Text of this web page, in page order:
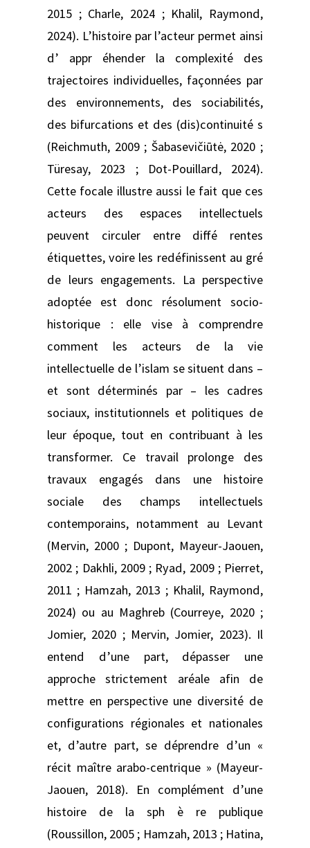
2015 ; Charle, 2024 ; Khalil, Raymond,
2024). L’histoire par l’acteur permet ainsi
d’ appr éhender la complexité des
trajectoires individuelles, façonnées par
des environnements, des sociabilités,
des bifurcations et des (dis)continuité s
(Reichmuth, 2009 ; Šabasevičiūtė, 2020 ;
Türesay, 2023 ; Dot-Pouillard, 2024).
Cette focale illustre aussi le fait que ces
acteurs des espaces intellectuels
peuvent circuler entre diffé rentes
étiquettes, voire les redéfinissent au gré
de leurs engagements. La perspective
adoptée est donc résolument socio-
historique : elle vise à comprendre
comment les acteurs de la vie
intellectuelle de l’islam se situent dans –
et sont déterminés par – les cadres
sociaux, institutionnels et politiques de
leur époque, tout en contribuant à les
transformer. Ce travail prolonge des
travaux engagés dans une histoire
sociale des champs intellectuels
contemporains, notamment au Levant
(Mervin, 2000 ; Dupont, Mayeur-Jaouen,
2002 ; Dakhli, 2009 ; Ryad, 2009 ; Pierret,
2011 ; Hamzah, 2013 ; Khalil, Raymond,
2024) ou au Maghreb (Courreye, 2020 ;
Jomier, 2020 ; Mervin, Jomier, 2023). Il
entend d’une part, dépasser une
approche strictement aréale afin de
mettre en perspective une diversité de
configurations régionales et nationales
et, d’autre part, se déprendre d’un «
récit maître arabo-centrique » (Mayeur-
Jaouen, 2018). En complément d’une
histoire de la sph è re publique
(Roussillon, 2005 ; Hamzah, 2013 ; Hatina,